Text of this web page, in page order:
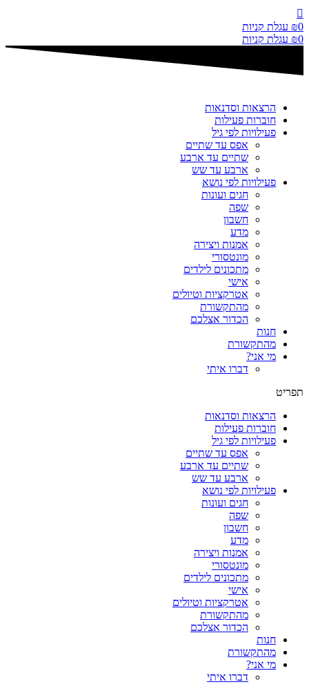
דלג
לתוכן
₪0
עגלת קניות
₪0 עגלת קניות
הרצאות וסדנאות
חוברות פעילות
פעילויות לפי גיל
אפס עד שתיים
שתיים עד ארבע
ארבע עד שש
פעילויות לפי נושא
חגים ועונות
שפה
חשבון
מדע
אמנות ויצירה
מונטסורי
מתכונים לילדים
אישי
אטרקציות וטיולים
מהתקשורת
הכדור אצלכם
חנות
מהתקשורת
מי אני?
דברו איתי
תפריט
הרצאות וסדנאות
חוברות פעילות
פעילויות לפי גיל
אפס עד שתיים
שתיים עד ארבע
ארבע עד שש
פעילויות לפי נושא
חגים ועונות
שפה
חשבון
מדע
אמנות ויצירה
מונטסורי
מתכונים לילדים
אישי
אטרקציות וטיולים
מהתקשורת
הכדור אצלכם
חנות
מהתקשורת
מי אני?
דברו איתי